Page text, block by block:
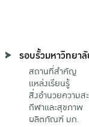
รอบรั้วมหาวิทยา
สถานที่สำคัญ
แหล่งเรียนรู้
สิ่งอำนวยความส
กีฬาและสุขภาพ
ผลิตภัณฑ์ มก.